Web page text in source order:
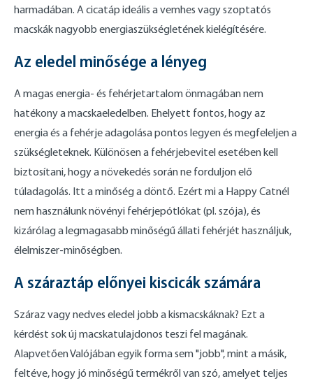
harmadában. A cicatáp ideális a vemhes vagy szoptatós
macskák nagyobb energiaszükségletének kielégítésére.
Az eledel minősége a lényeg
A magas energia- és fehérjetartalom önmagában nem
hatékony a macskaeledelben. Ehelyett fontos, hogy az
energia és a fehérje adagolása pontos legyen és megfeleljen a
szükségleteknek. Különösen a fehérjebevitel esetében kell
biztosítani, hogy a növekedés során ne forduljon elő
túladagolás. Itt a minőség a döntő. Ezért mi a Happy Catnél
nem használunk növényi fehérjepótlókat (pl. szója), és
kizárólag a legmagasabb minőségű állati fehérjét használjuk,
élelmiszer-minőségben.
A száraztáp előnyei kiscicák számára
Száraz vagy nedves eledel jobb a kismacskáknak? Ezt a
kérdést sok új macskatulajdonos teszi fel magának.
Alapvetően Valójában egyik forma sem "jobb", mint a másik,
feltéve, hogy jó minőségű termékről van szó, amelyet teljes